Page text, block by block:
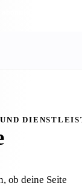
ob deine Seite